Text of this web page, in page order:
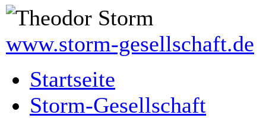
www.storm-gesellschaft.de
Startseite
Storm-Gesellschaft